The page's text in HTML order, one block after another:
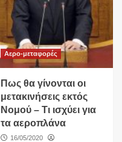
Αερο-μεταφορές
Πως θα γίνονται οι
μετακινήσεις εκτός
Νομού – Τι ισχύει για
τα αεροπλάνα
16/05/2020